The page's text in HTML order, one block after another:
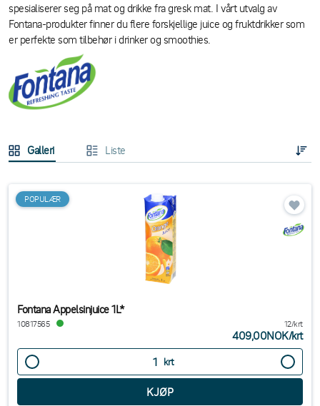
spesialiserer seg på mat og drikke fra gresk mat. I vårt utvalg av
Fontana-produkter finner du flere forskjellige juice og fruktdrikker som
er perfekte som tilbehør i drinker og smoothies.
Galleri Liste
POPULÆR
Fontana Appelsinjuice 1L*
10817565 12/krt
409,00NOK/krt
krt